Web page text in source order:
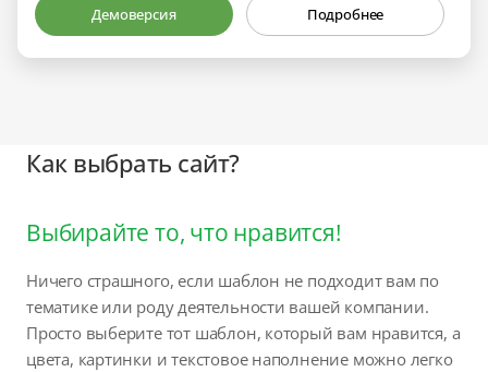
Демоверсия Подробнее
Как выбрать сайт?
Выбирайте то, что нравится!
Ничего страшного, если шаблон не подходит вам по
тематике или роду деятельности вашей компании.
Просто выберите тот шаблон, который вам нравится, а
цвета, картинки и текстовое наполнение можно легко